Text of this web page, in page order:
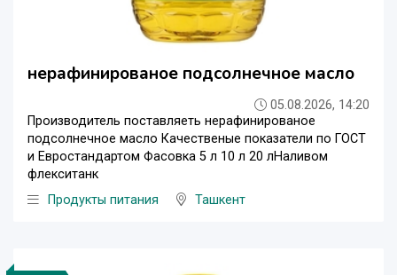
нерафинированое подсолнечное масло
05.08.2026, 14:20
Производитель поставляеть нерафинированое
подсолнечное масло Качественые показатели по ГОСТ
и Евростандартом Фасовка 5 л 10 л 20 лНаливом
флекситанк
Продукты питания
Ташкент